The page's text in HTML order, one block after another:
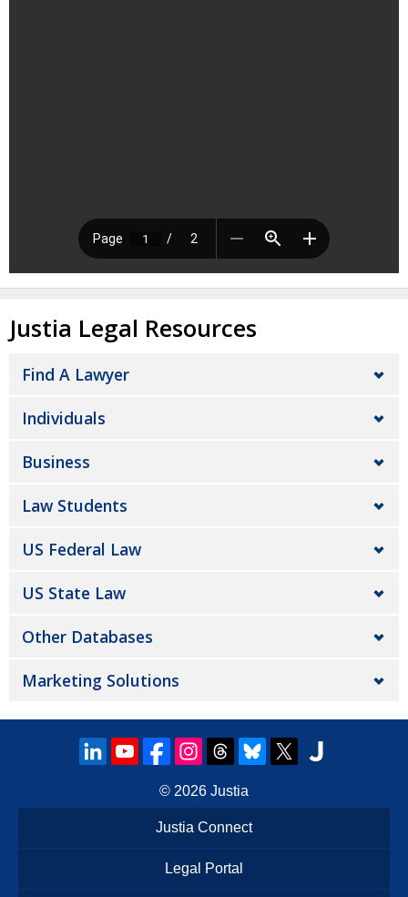
Justia Legal Resources
Find A Lawyer
Individuals
Business
Law Students
US Federal Law
US State Law
Other Databases
Marketing Solutions
© 2026 Justia
Justia Connect
Legal Portal